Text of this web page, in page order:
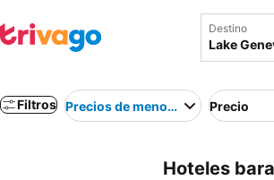
Destino
Filtros Precios de menor a mayorPrecio
Hoteles